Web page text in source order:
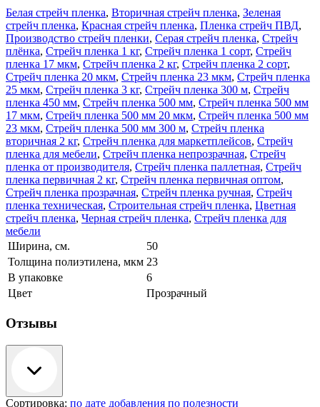
Белая стрейч пленка, Вторичная стрейч пленка, Зеленая
стрейч пленка, Красная стрейч пленка, Пленка стрейч ПВД,
Производство стрейч пленки, Серая стрейч пленка, Стрейч
плёнка, Стрейч пленка 1 кг, Стрейч пленка 1 сорт, Стрейч
пленка 17 мкм, Стрейч пленка 2 кг, Стрейч пленка 2 сорт,
Стрейч пленка 20 мкм, Стрейч пленка 23 мкм, Стрейч пленка
25 мкм, Стрейч пленка 3 кг, Стрейч пленка 300 м, Стрейч
пленка 450 мм, Стрейч пленка 500 мм, Стрейч пленка 500 мм
17 мкм, Стрейч пленка 500 мм 20 мкм, Стрейч пленка 500 мм
23 мкм, Стрейч пленка 500 мм 300 м, Стрейч пленка
вторичная 2 кг, Стрейч пленка для маркетплейсов, Стрейч
пленка для мебели, Стрейч пленка непрозрачная, Стрейч
пленка от производителя, Стрейч пленка паллетная, Стрейч
пленка первичная 2 кг, Стрейч пленка первичная оптом,
Стрейч пленка прозрачная, Стрейч пленка ручная, Стрейч
пленка техническая, Строительная стрейч пленка, Цветная
стрейч пленка, Черная стрейч пленка, Стрейч пленка для
мебели
Ширина, см.
50
Толщина полиэтилена, мкм 23
В упаковке
6
Цвет
Прозрачный
Отзывы
Сортировка: по дате добавления по полезности